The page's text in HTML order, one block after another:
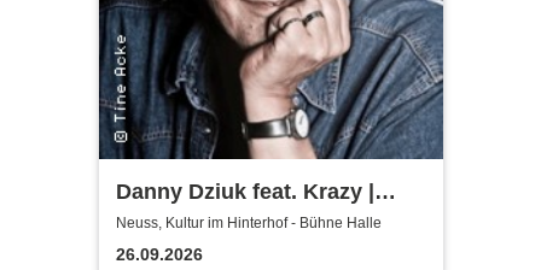
Danny Dziuk feat. Krazy |
Kultur im Hinterhof
Neuss, Kultur im Hinterhof - Bühne Halle
26.09.2026